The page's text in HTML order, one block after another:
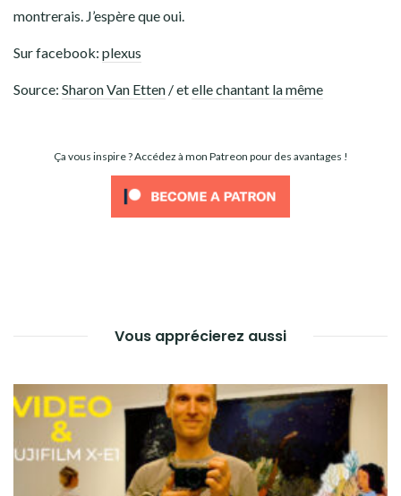
montrerais. J’espère que oui.
Sur facebook: plexus
Source: Sharon Van Etten / etelle chantant la même
Ça vous inspire ? Accédez à mon Patreon pour des avantages !
Vous apprécierez aussi